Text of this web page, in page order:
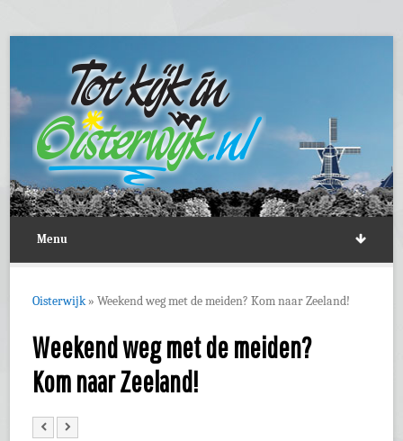
Menu
Oisterwijk»Weekend weg met de meiden? Kom naar Zeeland!
Weekend weg met de meiden?
Kom naar Zeeland!